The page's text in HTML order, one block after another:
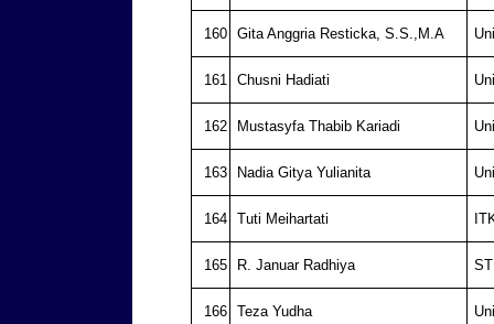
160 Gita Anggria Resticka, S.S.,M.A
161 Chusni Hadiati
162 Mustasyfa Thabib Kariadi
163 Nadia Gitya Yulianita
164 Tuti Meihartati
165 R. Januar Radhiya
166 Teza Yudha